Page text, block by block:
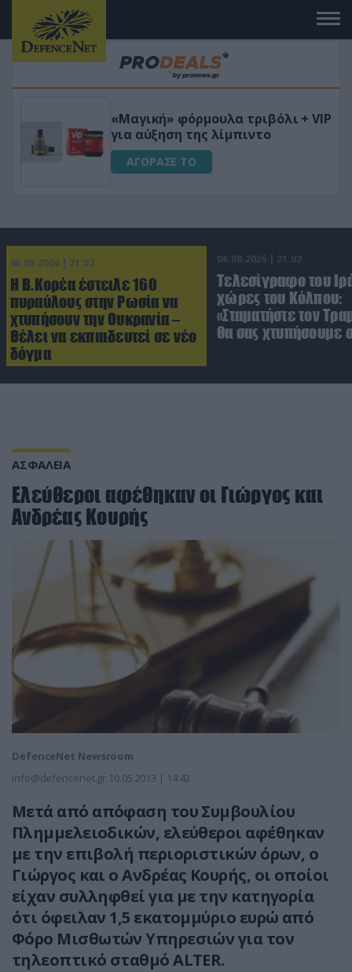
«Μαγική» φόρμουλα τριβόλι + VIP
για αύξηση της λίμπιντο
ΑΓΟΡΑΣΕ ΤΟ
06.08.2026 | 21:02
Η Β.Κορέα έστειλε 160
πυραύλους στην Ρωσία να
χτυπήσουν την Ουκρανία –
Θέλει να εκπαιδευτεί σε νέο
δόγμα
06.08.2026 | 21:02
Τελεσίγραφο του
χώρες του Κόλπου:
«Σταματήστε τον
θα σας χτυπήσουμε
ΑΣΦΑΛΕΙΑ
Ελεύθεροι αφέθηκαν οι Γιώργος και
Ανδρέας Κουρής
DefenceNet Newsroom
info@defencenet.gr 10.05.2013 | 14:43
Μετά από απόφαση του Συμβουλίου
Πλημμελειοδικών, ελεύθεροι αφέθηκαν
με την επιβολή περιοριστικών όρων, ο
Γιώργος και ο Ανδρέας Κουρής, οι οποίοι
είχαν συλληφθεί για με την κατηγορία
ότι όφειλαν 1,5 εκατομμύριο ευρώ από
Φόρο Μισθωτών Υπηρεσιών για τον
τηλεοπτικό σταθμό ALTER.